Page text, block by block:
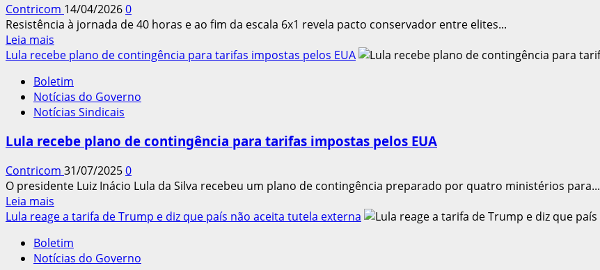
da
Marcha
da
CONCLAT
em
Brasília
Contricom 14/04/20260
Resistência à jornada de 40 horas e ao fim da escala 6x1 revela pacto conservador entre elites...
Leia mais
mais
O
PL
de
e
lucra
com
a
exaustão
do
trabalhador?
Lula recebe plano de contingência para tarifas impostas pelos EUA
Boletim
Notícias do Governo
Notícias Sindicais
Lula recebe plano de contingência para tarifas impostas pelos EUA
Contricom 31/07/20250
O presidente Luiz Inácio Lula da Silva recebeu um plano de contingência preparado por quatro ministérios para...
Leia mais
mais
Lula
recebe
Lula reage a tarifa de Trump e diz que país não aceita tutela externa
Boletim
Notícias do Governo